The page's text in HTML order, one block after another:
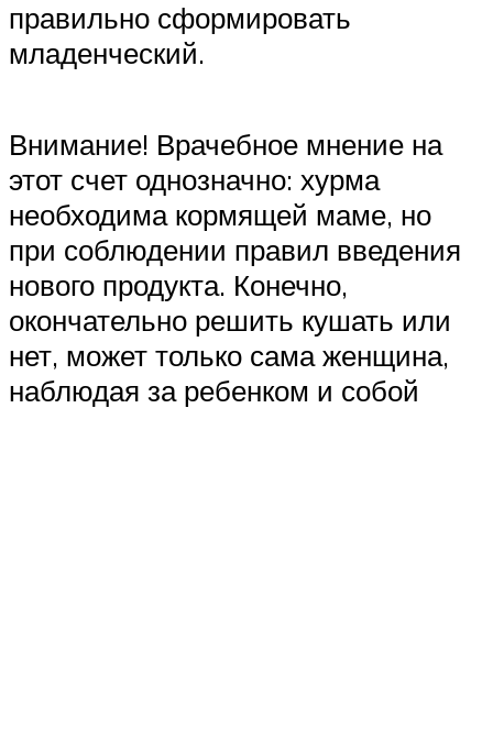
правильно сформировать
младенческий.
Внимание! Врачебное мнение на
этот счет однозначно: хурма
необходима кормящей маме, но
при соблюдении правил введения
нового продукта. Конечно,
окончательно решить кушать или
нет, может только сама женщина,
наблюдая за ребенком и собой